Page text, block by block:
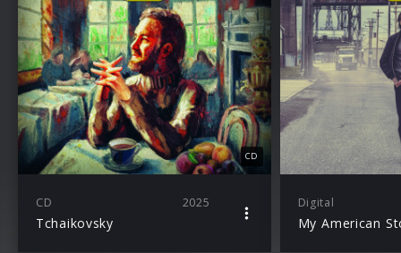
CD
CD 2025
Tchaikovsky
Digital
My American